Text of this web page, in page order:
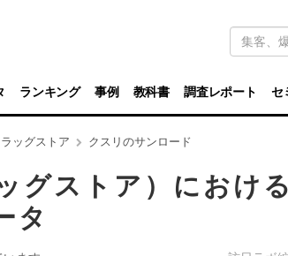
キ
ワ
ド
検
索
ランキング 事例 教科書 調査レポート セ
ラッグストア クスリのサンロード
グストア）におけ
タ